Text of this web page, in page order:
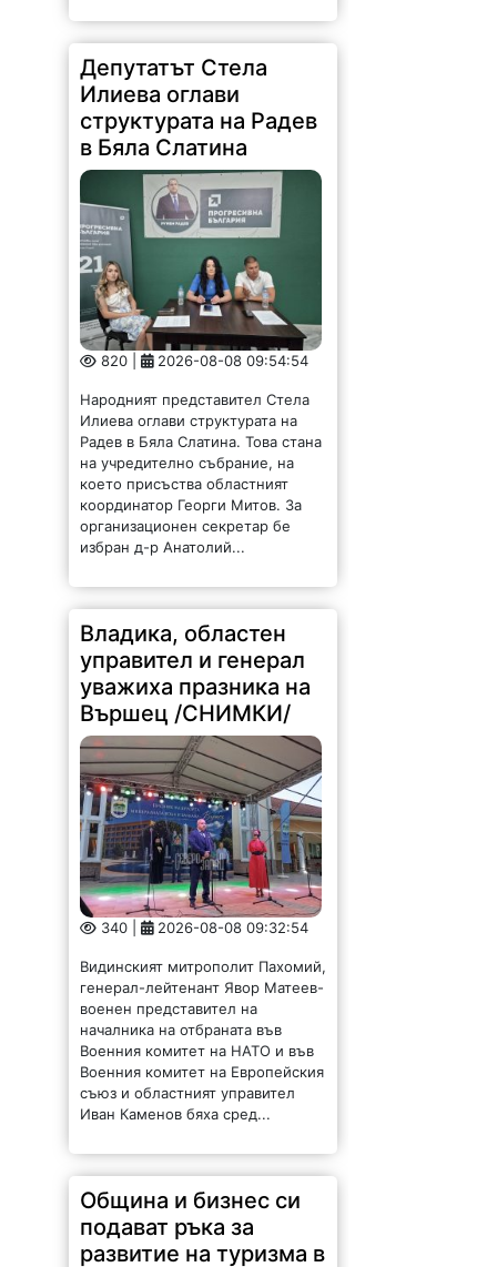
Депутатът Стела
Илиева оглави
структурата на Радев
в Бяла Слатина
820 | 2026-08-08 09:54:54
Народният представител Стела
Илиева оглави структурата на
Радев в Бяла Слатина. Това стана
на учредително събрание, на
което присъства областният
координатор Георги Митов. За
организационен секретар бе
избран д-р Анатолий...
Владика, областен
управител и генерал
уважиха празника на
Вършец /СНИМКИ/
340 | 2026-08-08 09:32:54
Видинският митрополит Пахомий,
генерал-лейтенант Явор Матеев-
военен представител на
началника на отбраната във
Военния комитет на НАТО и във
Военния комитет на Европейския
съюз и областният управител
Иван Каменов бяха сред...
Община и бизнес си
подават ръка за
развитие на туризма в